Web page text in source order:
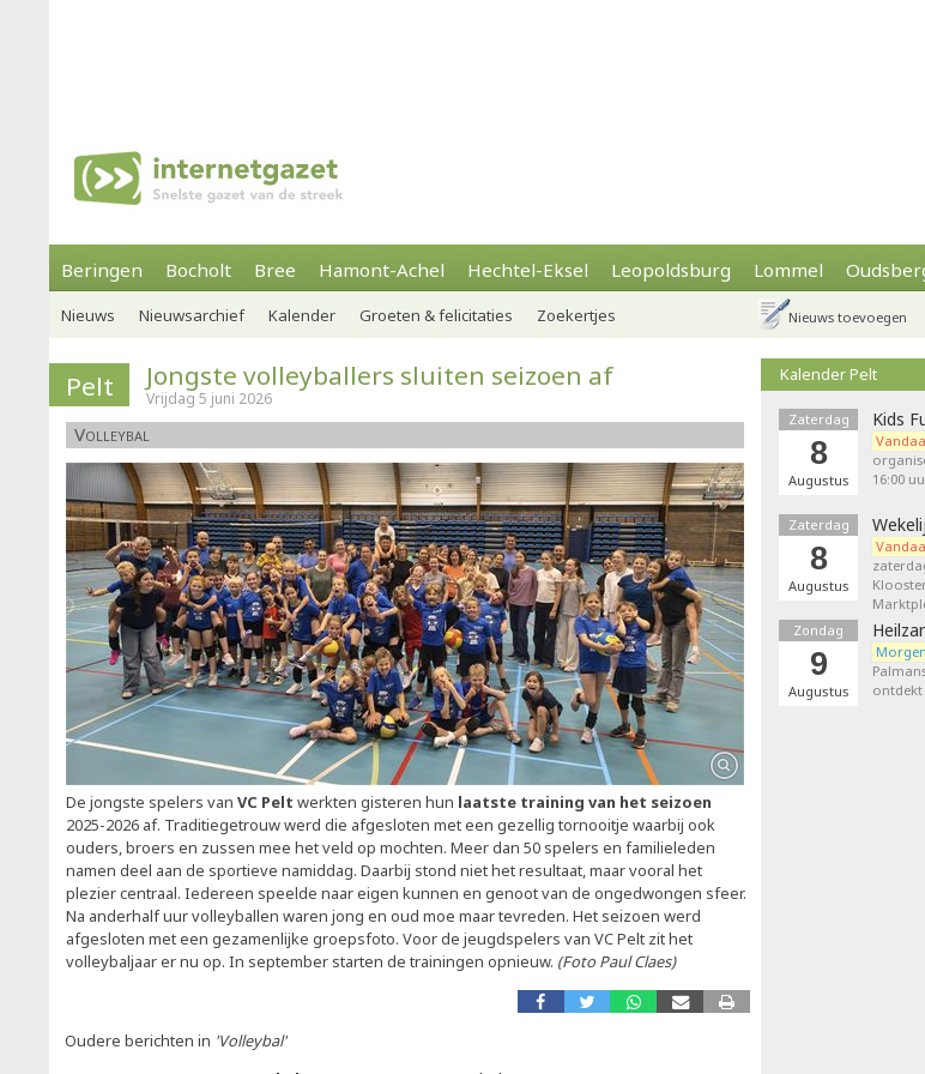
Beringen Bocholt Bree Hamont-Achel Hechtel-Eksel Leopoldsburg Lommel
Nieuws Nieuwsarchief Kalender Groeten & felicitaties Zoekertjes Nieuws toevoegen
Pelt Jongste volleyballers sluiten seizoen af
Vrijdag 5 juni 2026
Volleybal
De jongste spelers van VC Pelt werkten gisteren hun laatste training van het seizoen
2025-2026 af. Traditiegetrouw werd die afgesloten met een gezellig tornooitje waarbij ook
ouders, broers en zussen mee het veld op mochten. Meer dan 50 spelers en familieleden
namen deel aan de sportieve namiddag. Daarbij stond niet het resultaat, maar vooral het
plezier centraal. Iedereen speelde naar eigen kunnen en genoot van de ongedwongen sfeer.
Na anderhalf uur volleyballen waren jong en oud moe maar tevreden. Het seizoen werd
afgesloten met een gezamenlijke groepsfoto. Voor de jeugdspelers van VC Pelt zit het
volleybaljaar er nu op. In september starten de trainingen opnieuw. (Foto Paul Claes)
Oudere berichten in 'Volleybal'
Kalender Pelt
Zaterdag
8
Augustus
Kids
16:00
Zaterdag
8
Augustus
Zondag
9
Augustus
Morgen